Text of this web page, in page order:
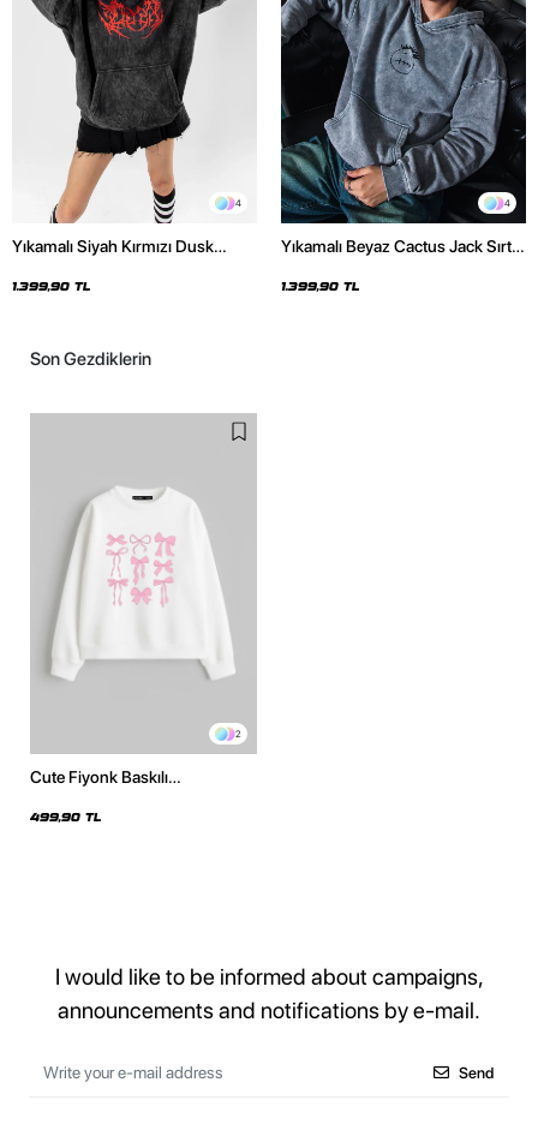
4
Yıkamalı Siyah Kırmızı Dusk
1.399,90 TL
4
Yıkamalı Beyaz Cactus Jack Sırt
1.399,90 TL
Son Gezdiklerin
2
Cute Fiyonk Baskılı
Beyaz Sweatshirt
499,90 TL
I would like to be informed about campaigns,
announcements and notifications by e-mail.
Send